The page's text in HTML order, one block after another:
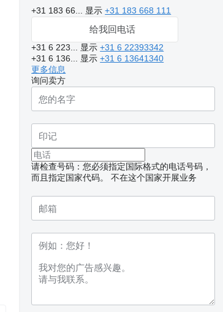
+31 183 66... 显示+31 183 668 111
给我回电话
+31 6 223... 显示+31 6 22393342
+31 6 136... 显示+31 6 13641340
更多信息
询问卖方
请检查号码：您必须指定国际格式的电话号码，
而且指定国家代码。
不在这个国家开展业务